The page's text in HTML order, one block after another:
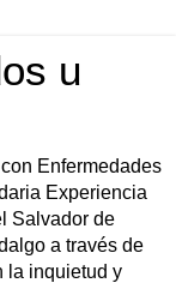
u
Enfermedades
Experiencia
Salvador de
a través de
la inquietud y